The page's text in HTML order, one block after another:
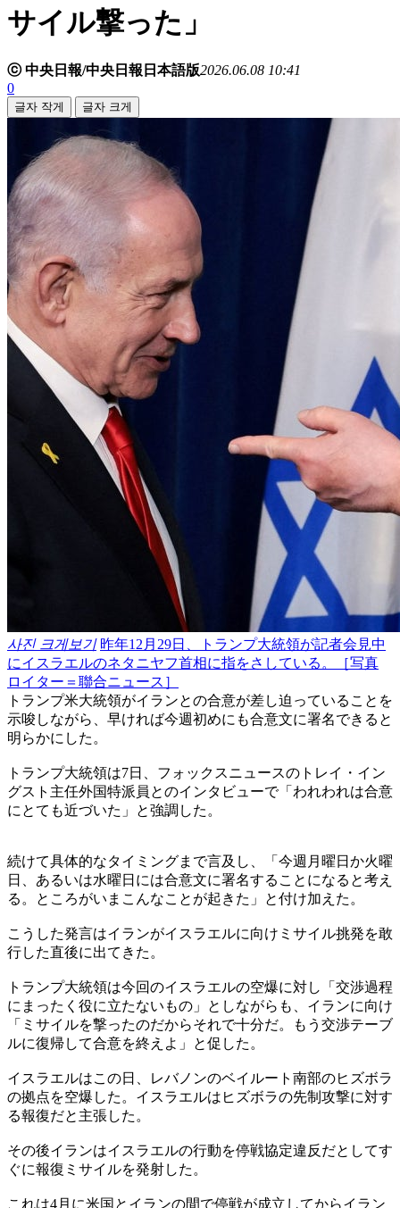
サイル撃った」
ⓒ 中央日報/中央日報日本語版2026.06.08 10:41
0
글자 작게 글자 크게
사진 크게보기 昨年12月29日、トランプ大統領が記者会見中
にイスラエルのネタニヤフ首相に指をさしている。［写真
ロイター＝聯合ニュース］
トランプ米大統領がイランとの合意が差し迫っていることを
示唆しながら、早ければ今週初めにも合意文に署名できると
明らかにした。
トランプ大統領は7日、フォックスニュースのトレイ・イン
グスト主任外国特派員とのインタビューで「われわれは合意
にとても近づいた」と強調した。
続けて具体的なタイミングまで言及し、「今週月曜日か火曜
日、あるいは水曜日には合意文に署名することになると考え
る。ところがいまこんなことが起きた」と付け加えた。
こうした発言はイランがイスラエルに向けミサイル挑発を敢
行した直後に出てきた。
トランプ大統領は今回のイスラエルの空爆に対し「交渉過程
にまったく役に立たないもの」としながらも、イランに向け
「ミサイルを撃ったのだからそれで十分だ。もう交渉テーブ
ルに復帰して合意を終えよ」と促した。
イスラエルはこの日、レバノンのベイルート南部のヒズボラ
の拠点を空爆した。イスラエルはヒズボラの先制攻撃に対す
る報復だと主張した。
その後イランはイスラエルの行動を停戦協定違反だとしてす
ぐに報復ミサイルを発射した。
これは4月に米国とイランの間で停戦が成立してからイラン